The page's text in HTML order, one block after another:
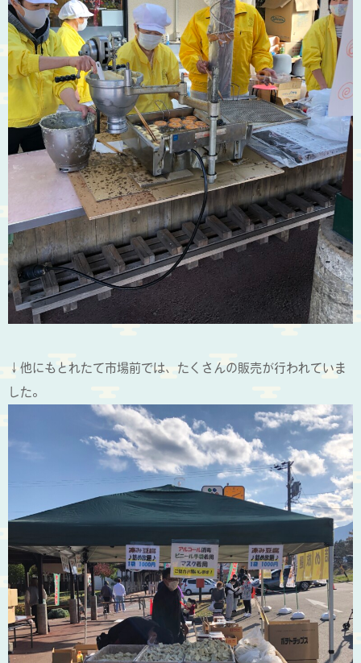
↓他にもとれたて市場前では、たくさんの販売が行われていま
した。